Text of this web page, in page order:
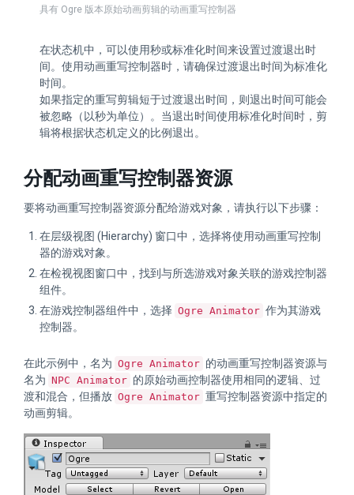
具有 Ogre 版本原始动画剪辑的动画重写控制器
在状态机中，可以使用秒或标准化时间来设置过渡退出时
间。使用动画重写控制器时，请确保过渡退出时间为标准化
时间。
如果指定的重写剪辑短于过渡退出时间，则退出时间可能会
被忽略（以秒为单位）。当退出时间使用标准化时间时，剪
辑将根据状态机定义的比例退出。
分配动画重写控制器资源
要将动画重写控制器资源分配给游戏对象，请执行以下步骤：
在层级视图 (Hierarchy) 窗口中，选择将使用动画重写控制
器的游戏对象。
在检视视图窗口中，找到与所选游戏对象关联的游戏控制器
组件。
在游戏控制器组件中，选择 Ogre Animator 作为其游戏
控制器。
在此示例中，名为 Ogre Animator 的动画重写控制器资源与
名为 NPC Animator 的原始动画控制器使用相同的逻辑、过
渡和混合，但播放 Ogre Animator 重写控制器资源中指定的
动画剪辑。